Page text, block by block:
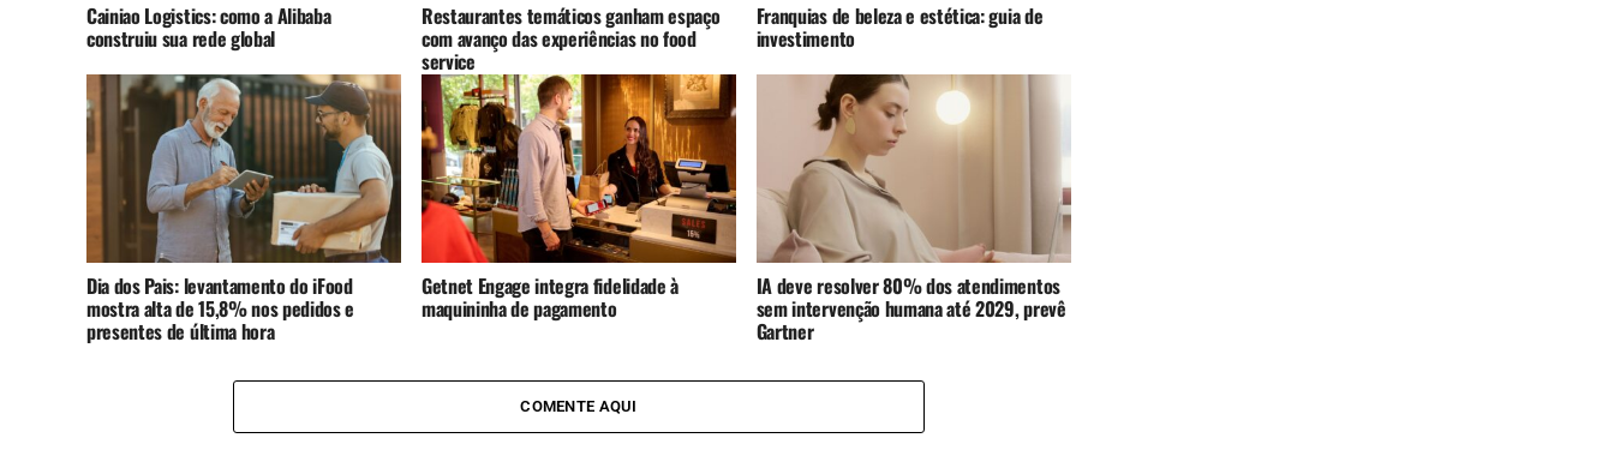
Cainiao Logistics: como a Alibaba
construiu sua rede global
Restaurantes temáticos ganham espaço
com avanço das experiências no food
service
Franquias de beleza e estética: guia de
investimento
Dia dos Pais: levantamento do iFood
mostra alta de 15,8% nos pedidos e
presentes de última hora
Getnet Engage integra fidelidade à
maquininha de pagamento
IA deve resolver 80% dos atendimentos
sem intervenção humana até 2029, prevê
Gartner
COMENTE AQUI